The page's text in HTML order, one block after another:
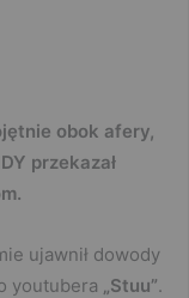
obok afery,
przekazał
ujawnił dowody
youtubera „Stuu”.